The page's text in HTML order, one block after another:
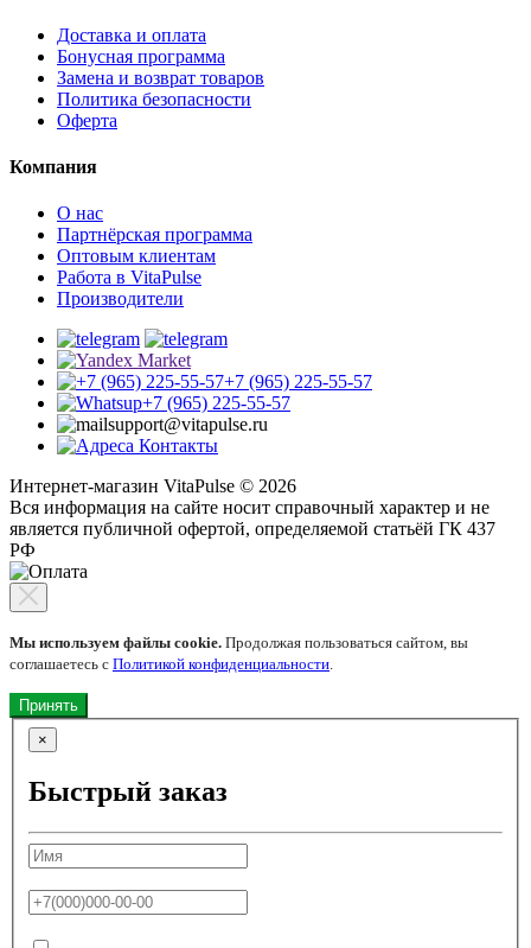
Доставка и оплата
Бонусная программа
Замена и возврат товаров
Политика безопасности
Оферта
Компания
О нас
Партнёрская программа
Оптовым клиентам
Работа в VitaPulse
Производители
+7 (965) 225-55-57
+7 (965) 225-55-57
support@vitapulse.ru
Контакты
Интернет-магазин VitaPulse © 2026
Вся информация на сайте носит справочный характер и не
является публичной офертой, определяемой статьёй ГК 437
РФ
Мы используем файлы cookie. Продолжая пользоваться сайтом, вы
соглашаетесь с Политикой конфиденциальности.
Принять
×
Быстрый заказ